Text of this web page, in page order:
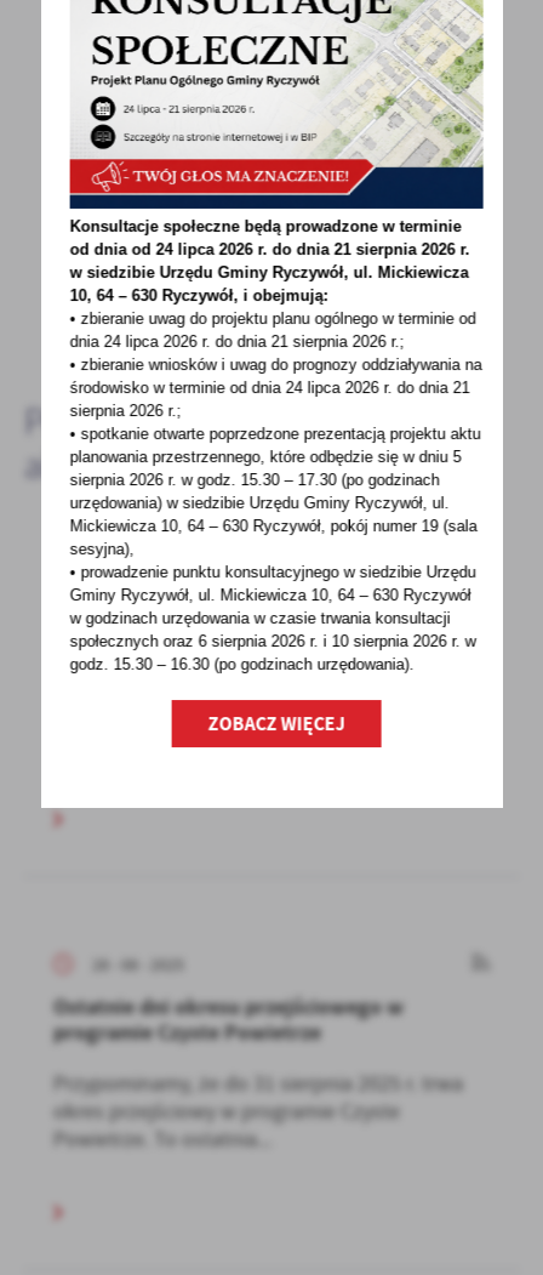
POWRÓT UDOSTĘPNIJ
POPRZEDNI NASTĘPNY
Spodobała Ci się informacja? Zostaw nam swoją opinię
- to dla Ciebie staramy się być najlepsi, a Twoje zdanie
bardzo nam w tym pomoże!
DODAJ KOMENTARZ
Pozostałe
aktualności
28 - 08 - 2025
31 sierpnia – 45. rocznica podpisania
Porozumień Sierpniowych
Wielkopolska NSZZ „Solidarność” zachęca
mieszkańców do...
28 - 08 - 2025
Ostatnie dni okresu przejściowego w
programie Czyste Powietrze
Przypominamy, że do 31 sierpnia 2025 r. trwa
okres przejściowy w programie Czyste
Powietrze. To ostatnia...
Konsultacje społeczne będą prowadzone w terminie
od dnia od 24 lipca 2026 r. do dnia 21 sierpnia 2026 r.
w siedzibie Urzędu Gminy Ryczywół, ul. Mickiewicza
10, 64 – 630 Ryczywół, i obejmują:
• zbieranie uwag do projektu planu ogólnego w terminie od
dnia 24 lipca 2026 r. do dnia 21 sierpnia 2026 r.;
• zbieranie wniosków i uwag do prognozy oddziaływania na
środowisko w terminie od dnia 24 lipca 2026 r. do dnia 21
sierpnia 2026 r.;
• spotkanie otwarte poprzedzone prezentacją projektu aktu
planowania przestrzennego, które odbędzie się w dniu 5
sierpnia 2026 r.w godz. 15.30 – 17.30 (po godzinach
urzędowania) w siedzibie Urzędu Gminy Ryczywół, ul.
Mickiewicza 10, 64 – 630 Ryczywół, pokójnumer 19 (sala
sesyjna),
• prowadzenie punktu konsultacyjnego w siedzibie Urzędu
Gminy Ryczywół, ul. Mickiewicza 10, 64 – 630 Ryczywół
w godzinachurzędowania w czasie trwania konsultacji
społecznych oraz 6 sierpnia 2026 r. i 10 sierpnia 2026 r. w
godz. 15.30 – 16.30 (po godzinachurzędowania).
ZOBACZ WIĘCEJ